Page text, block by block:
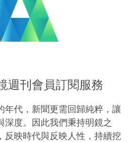
週刊會員訂閱服務
年代，新聞更需回歸純粹，讓
深度。因此我們秉持明鏡之
反映時代與反映人性，持續挖